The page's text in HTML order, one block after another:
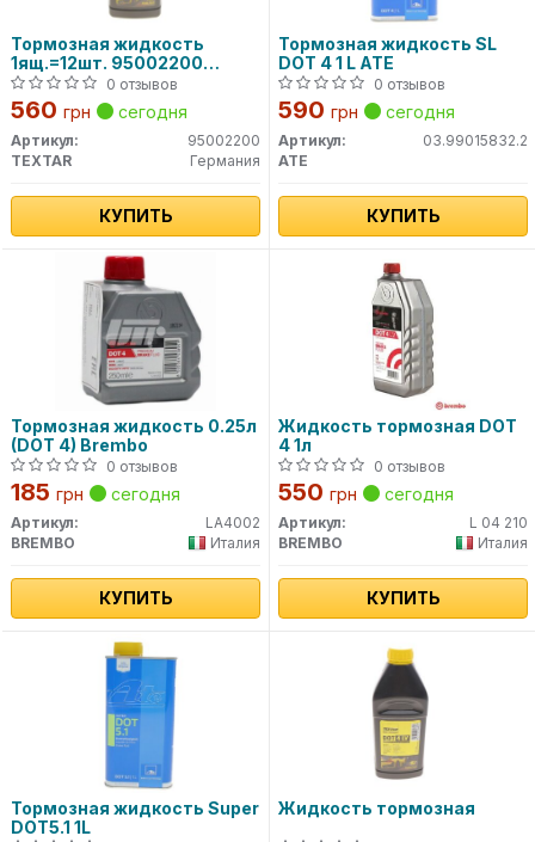
Тормозная жидкость
1ящ.=12шт. 95002200
TEXTAR
0 отзывов
560 грн сегодня
Артикул:
95002200
TEXTAR
Германия
КУПИТЬ
Тормозная жидкость SL
DOT 4 1 L ATE
0 отзывов
590 грн сегодня
Артикул:
03.99015832.2
ATE
КУПИТЬ
Тормозная жидкость 0.25л
(DOT 4) Brembo
0 отзывов
185 грн сегодня
Артикул:
LA4002
BREMBO
Италия
КУПИТЬ
Жидкость тормозная DOT
4 1л
0 отзывов
550 грн сегодня
Артикул:
L 04 210
BREMBO
Италия
КУПИТЬ
Тормозная жидкость Super
DOT5.1 1L
Жидкость тормозная